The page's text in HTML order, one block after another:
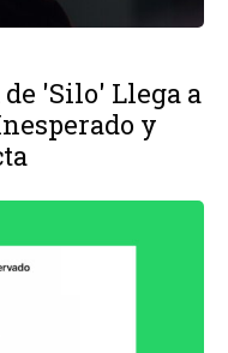
'Silo' Llega a
y